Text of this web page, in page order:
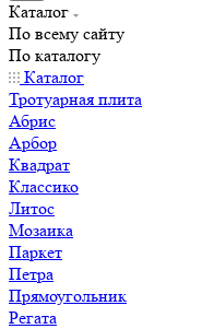
Каталог
По всему сайту
По каталогу
Каталог
Тротуарная плита
Абрис
Арбор
Квадрат
Классико
Литос
Мозаика
Паркет
Петра
Прямоугольник
Регата